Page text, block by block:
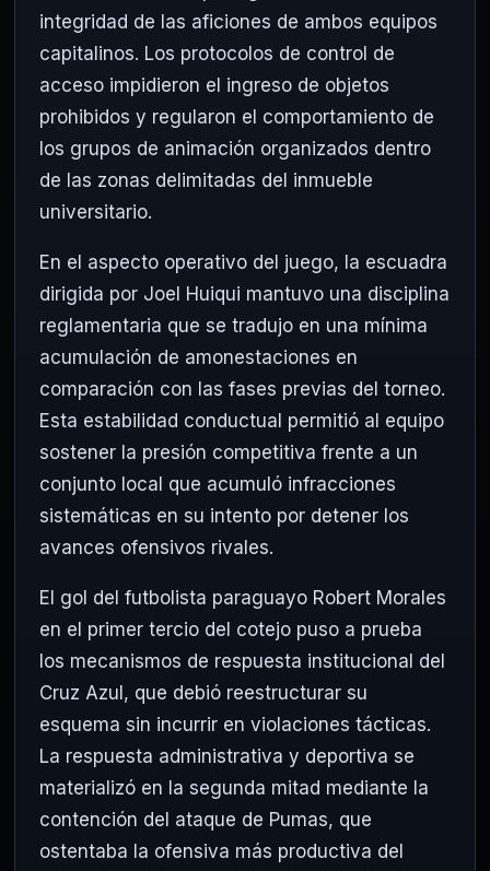
integridad de las aficiones de ambos equipos
capitalinos. Los protocolos de control de
acceso impidieron el ingreso de objetos
prohibidos y regularon el comportamiento de
los grupos de animación organizados dentro
de las zonas delimitadas del inmueble
universitario.
En el aspecto operativo del juego, la escuadra
dirigida por Joel Huiqui mantuvo una disciplina
reglamentaria que se tradujo en una mínima
acumulación de amonestaciones en
comparación con las fases previas del torneo.
Esta estabilidad conductual permitió al equipo
sostener la presión competitiva frente a un
conjunto local que acumuló infracciones
sistemáticas en su intento por detener los
avances ofensivos rivales.
El gol del futbolista paraguayo Robert Morales
en el primer tercio del cotejo puso a prueba
los mecanismos de respuesta institucional del
Cruz Azul, que debió reestructurar su
esquema sin incurrir en violaciones tácticas.
La respuesta administrativa y deportiva se
materializó en la segunda mitad mediante la
contención del ataque de Pumas, que
ostentaba la ofensiva más productiva del